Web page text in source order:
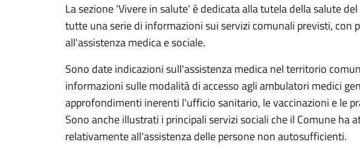
La sezione 'Vivere in salute' è dedicata alla tutela della salute
tutte una serie di informazioni sui servizi comunali previsti, con
all'assistenza medica e sociale.
Sono date indicazioni sull'assistenza medica nel territorio
informazioni sulle modalità di accesso agli ambulatori medici
approfondimenti inerenti l'ufficio sanitario, le vaccinazioni e le
Sono anche illustrati i principali servizi sociali che il Comune ha
relativamente all'assistenza delle persone non autosufficienti.